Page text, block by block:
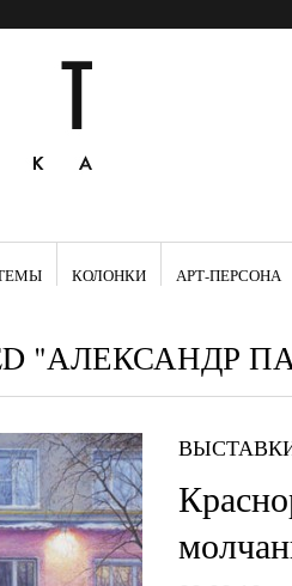
КОЛОНКИ АРТ-ПЕРСОНА
"АЛЕКСАНДР